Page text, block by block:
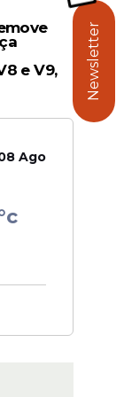
e V9,
Ago
Newsletter